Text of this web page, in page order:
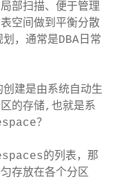
部扫描、便于管理
空间做到平衡分散
，通常是DBA日常
是由系统自动生
的存储,也就是系
？
的列表，那
存放在各个分区